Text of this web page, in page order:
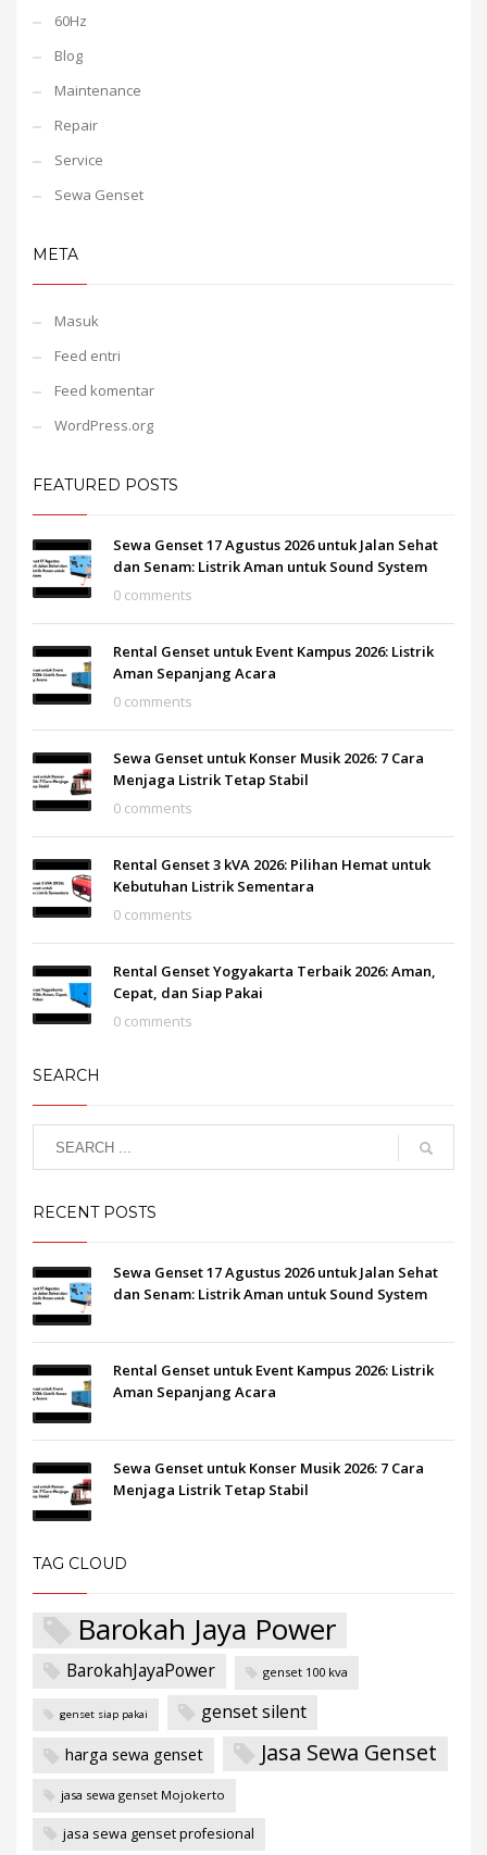
60Hz
Blog
Maintenance
Repair
Service
Sewa Genset
META
Masuk
Feed entri
Feed komentar
WordPress.org
FEATURED POSTS
Sewa Genset 17 Agustus 2026 untuk Jalan Sehat
dan Senam: Listrik Aman untuk Sound System
0 comments
Rental Genset untuk Event Kampus 2026: Listrik
Aman Sepanjang Acara
0 comments
Sewa Genset untuk Konser Musik 2026: 7 Cara
Menjaga Listrik Tetap Stabil
0 comments
Rental Genset 3 kVA 2026: Pilihan Hemat untuk
Kebutuhan Listrik Sementara
0 comments
Rental Genset Yogyakarta Terbaik 2026: Aman,
Cepat, dan Siap Pakai
0 comments
SEARCH
RECENT POSTS
Sewa Genset 17 Agustus 2026 untuk Jalan Sehat
dan Senam: Listrik Aman untuk Sound System
Rental Genset untuk Event Kampus 2026: Listrik
Aman Sepanjang Acara
Sewa Genset untuk Konser Musik 2026: 7 Cara
Menjaga Listrik Tetap Stabil
TAG CLOUD
Barokah Jaya Power
BarokahJayaPower genset 100 kva
genset siap pakai genset silent
harga sewa genset Jasa Sewa Genset
jasa sewa genset Mojokerto
jasa sewa genset profesional